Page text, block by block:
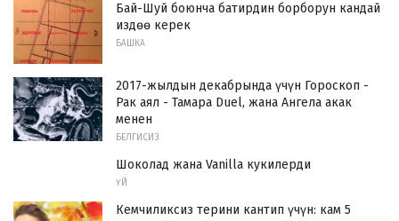
Бай-Шуй боюнча батирдин борборун кандай
издөө керек
БАШКА
2017-жылдын декабрында үчүн Гороскоп -
Рак аял - Тамара Duel, жана Ангела акак
менен
БЕЛГИСИЗ
Шоколад жана Vanilla кукилерди
ҮЙ
Кемчиликсиз терини кантип үчүн: кам 5